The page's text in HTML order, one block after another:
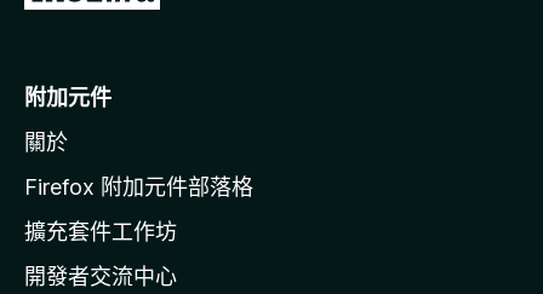
o
i
l
a
官
附加元件
關於
Firefox 附加元件部落格
擴充套件工作坊
開發者交流中心